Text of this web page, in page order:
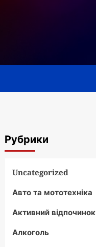
Рубрики
Uncategorized
Авто та мототехніка
Активний відпочинок
Алкоголь